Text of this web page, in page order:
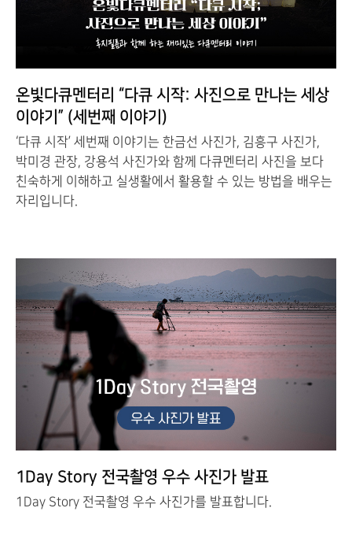
온빛다큐멘터리 “다큐 시작: 사진으로 만나는 세상
이야기” (세번째 이야기)
‘다큐 시작’ 세번째 이야기는 한금선 사진가, 김흥구 사진가,
박미경 관장, 강용석 사진가와 함께 다큐멘터리 사진을 보다
친숙하게 이해하고 실생활에서 활용할 수 있는 방법을 배우는
자리입니다.
1Day Story 전국촬영 우수 사진가 발표
1Day Story 전국촬영 우수 사진가를 발표합니다.